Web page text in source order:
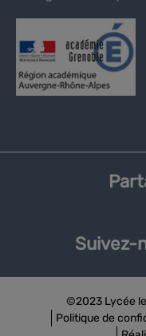
Suivez-
©2023 Lycée
Politique de